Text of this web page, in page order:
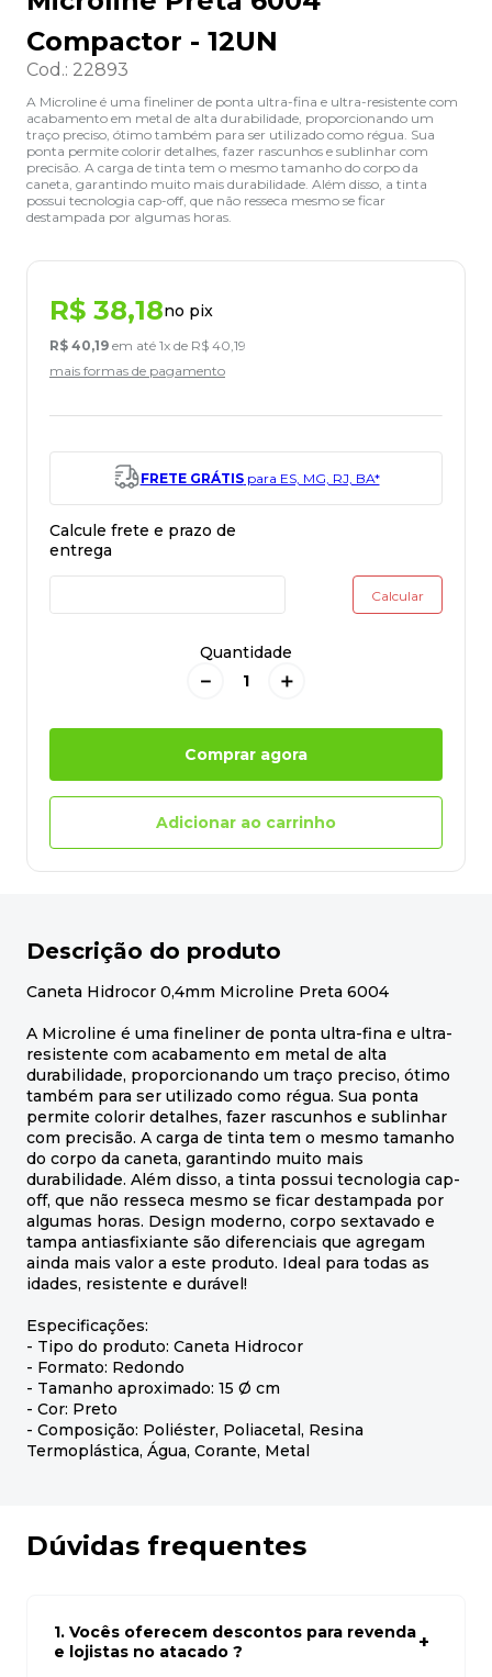
Compactor - 12UN
Cod.: 22893
A Microline é uma fineliner de ponta ultra-fina e ultra-resistente com
acabamento em metal de alta durabilidade, proporcionando um
traço preciso, ótimo também para ser utilizado como régua. Sua
ponta permite colorir detalhes, fazer rascunhos e sublinhar com
precisão. A carga de tinta tem o mesmo tamanho do corpo da
caneta, garantindo muito mais durabilidade. Além disso, a tinta
possui tecnologia cap-off, que não resseca mesmo se ficar
destampada por algumas horas.
R$ 38,18no pix
R$ 40,19 em até 1x de R$ 40,19
mais formas de pagamento
FRETE GRÁTISpara ES, MG, RJ, BA*
Quantidade
＋
－
Comprar agora
Adicionar ao carrinho
Descrição do produto
Caneta Hidrocor 0,4mm Microline Preta 6004
A Microline é uma fineliner de ponta ultra-fina e ultra-
resistente com acabamento em metal de alta
durabilidade, proporcionando um traço preciso, ótimo
também para ser utilizado como régua. Sua ponta
permite colorir detalhes, fazer rascunhos e sublinhar
com precisão. A carga de tinta tem o mesmo tamanho
do corpo da caneta, garantindo muito mais
durabilidade. Além disso, a tinta possui tecnologia cap-
off, que não resseca mesmo se ficar destampada por
algumas horas. Design moderno, corpo sextavado e
tampa antiasfixiante são diferenciais que agregam
ainda mais valor a este produto. Ideal para todas as
idades, resistente e durável!
Especificações:
- Tipo do produto: Caneta Hidrocor
- Formato: Redondo
- Tamanho aproximado: 15 Ø cm
- Cor: Preto
- Composição: Poliéster, Poliacetal, Resina
Termoplástica, Água, Corante, Metal
Dúvidas frequentes
1. Vocês oferecem descontos para revenda
e lojistas no atacado ?